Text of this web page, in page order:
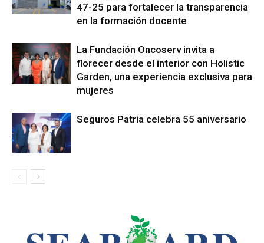
47-25 para fortalecer la transparencia
en la formación docente
La Fundación Oncoserv invita a
florecer desde el interior con Holistic
Garden, una experiencia exclusiva para
mujeres
Seguros Patria celebra 55 aniversario